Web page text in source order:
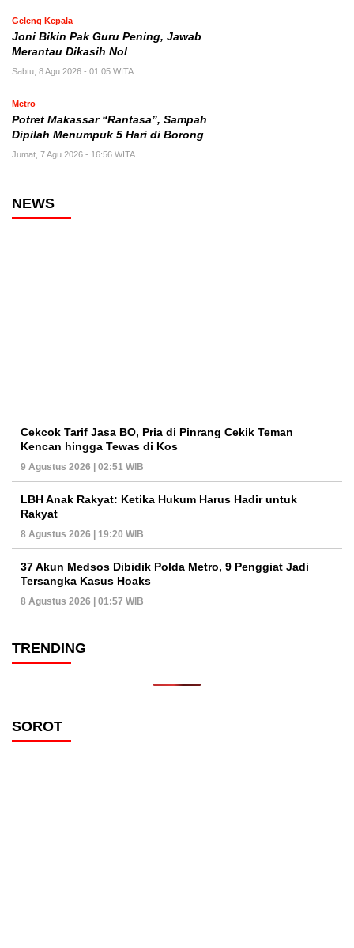
Geleng Kepala
Joni Bikin Pak Guru Pening, Jawab
Merantau Dikasih Nol
Sabtu, 8 Agu 2026 - 01:05 WITA
Metro
Potret Makassar “Rantasa”, Sampah
Dipilah Menumpuk 5 Hari di Borong
Jumat, 7 Agu 2026 - 16:56 WITA
NEWS
Cekcok Tarif Jasa BO, Pria di Pinrang Cekik Teman
Kencan hingga Tewas di Kos
9 Agustus 2026 | 02:51 WIB
LBH Anak Rakyat: Ketika Hukum Harus Hadir untuk
Rakyat
8 Agustus 2026 | 19:20 WIB
37 Akun Medsos Dibidik Polda Metro, 9 Penggiat Jadi
Tersangka Kasus Hoaks
8 Agustus 2026 | 01:57 WIB
TRENDING
SOROT